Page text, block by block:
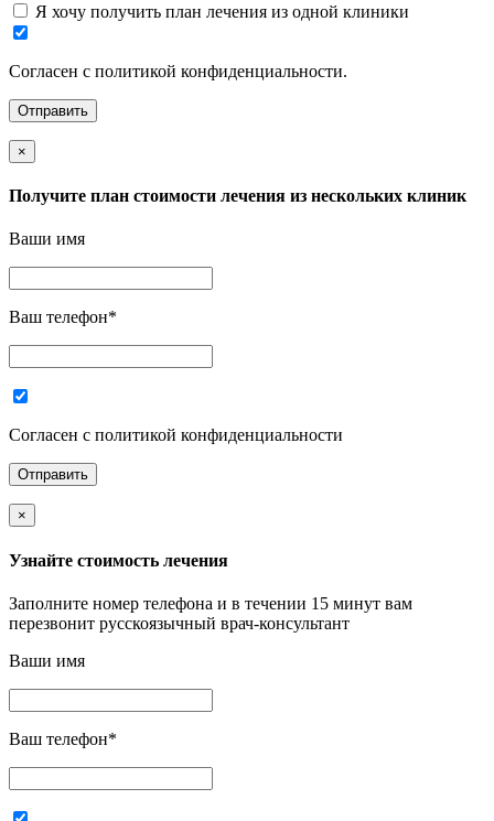
Я хочу получить план лечения из одной клиники
Согласен с политикой конфиденциальности.
×
Получите план стоимости лечения из нескольких клиник
Ваши имя
Ваш телефон*
Согласен с политикой конфиденциальности
×
Узнайте стоимость лечения
Заполните номер телефона и в течении 15 минут вам
перезвонит русскоязычный врач-консультант
Ваши имя
Ваш телефон*